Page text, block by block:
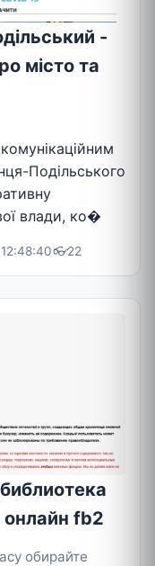
-
місто та
Подільського
влади, ко�
👓22
онлайн fb2
обирайте